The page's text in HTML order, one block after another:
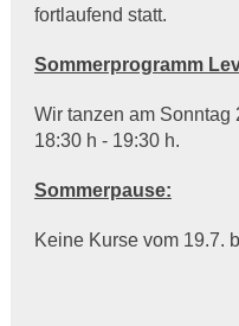
fortlaufend statt.
Sommerprogramm
Wir tanzen am Sonntag
18:30 h - 19:30 h.
Sommerpause:
Keine Kurse vom 19.7.